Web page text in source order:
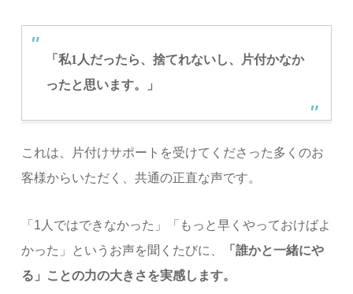
「私1人だったら、捨てれないし、片付かなか
ったと思います。」
これは、片付けサポートを受けてくださった多くのお
客様からいただく、共通の正直な声です。
「1人ではできなかった」「もっと早くやっておけばよ
かった」というお声を聞くたびに、
「誰かと一緒にや
る」ことの力の大きさを実感します。